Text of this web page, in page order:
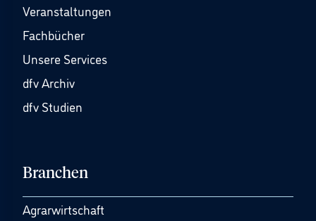
Veranstaltungen
Fachbücher
Unsere Services
dfv Archiv
dfv Studien
Branchen
Agrarwirtschaft